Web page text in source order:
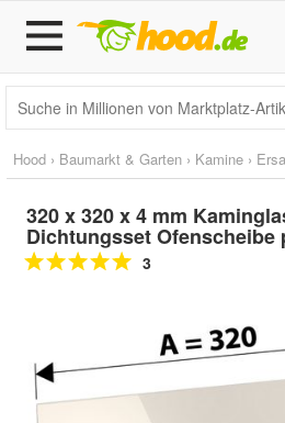
Hood › Baumarkt & Garten › Kamine ›
320 x 320 x 4 mm
Dichtungsset Ofenscheibe
3